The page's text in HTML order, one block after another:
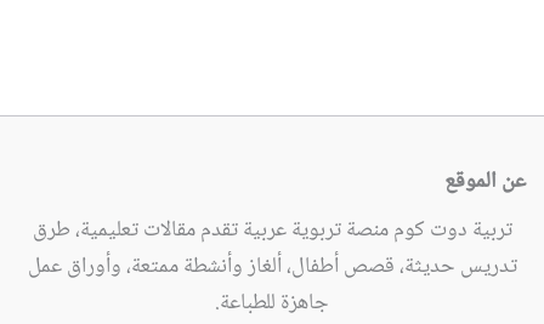
عن الموقع
تربية دوت كوم منصة تربوية عربية تقدم مقالات تعليمية، طرق
تدريس حديثة، قصص أطفال، ألغاز وأنشطة ممتعة، وأوراق عمل
جاهزة للطباعة.